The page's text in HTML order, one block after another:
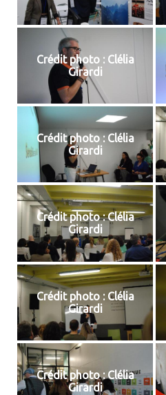
Crédit photo : Clélia
Girardi
Crédit photo : Clélia
Girardi
Crédit photo : Clélia
Girardi
Crédit photo : Clélia
Girardi
Crédit photo : Clélia
Girardi